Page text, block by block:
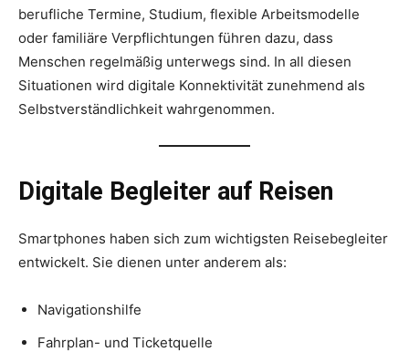
berufliche Termine, Studium, flexible Arbeitsmodelle
oder familiäre Verpflichtungen führen dazu, dass
Menschen regelmäßig unterwegs sind. In all diesen
Situationen wird digitale Konnektivität zunehmend als
Selbstverständlichkeit wahrgenommen.
Digitale Begleiter auf Reisen
Smartphones haben sich zum wichtigsten Reisebegleiter
entwickelt. Sie dienen unter anderem als:
Navigationshilfe
Fahrplan- und Ticketquelle